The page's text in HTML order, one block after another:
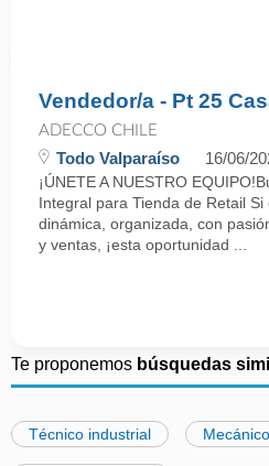
Vendedor/a - Pt 25
ADECCO CHILE
Todo Valparaíso 16/06/
¡ÚNETE A NUESTRO
Integral para Tienda de Retail
dinámica, organizada, con
y ventas, ¡esta oportunidad ...
Te proponemos búsquedas
Técnico industrial